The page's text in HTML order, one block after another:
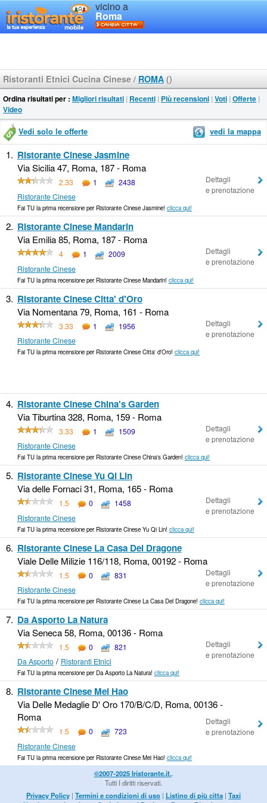
vicino a
Roma
Ristoranti Etnici Cucina Cinese / ROMA ()
Ordina risultati per : Migliori risultati | Recenti | Più recensioni | Voti | Offerte |
Video
Vedi solo le offerte vedi la mappa
1. Ristorante Cinese Jasmine
Via Sicilia 47, Roma, 187 - Roma
2.33 1
2438
Ristorante Cinese
Dettagli
e prenotazione
Fai TU la prima recensione per Ristorante Cinese Jasmine! clicca qui!
2. Ristorante Cinese Mandarin
Via Emilia 85, Roma, 187 - Roma
4 1
2009
Ristorante Cinese
Dettagli
e prenotazione
Fai TU la prima recensione per Ristorante Cinese Mandarin! clicca qui!
3. Ristorante Cinese Citta' d'Oro
Via Nomentana 79, Roma, 161 - Roma
3.33 1
1956
Ristorante Cinese
Dettagli
e prenotazione
Fai TU la prima recensione per Ristorante Cinese Citta' d'Oro! clicca qui!
4. Ristorante Cinese China's Garden
Via Tiburtina 328, Roma, 159 - Roma
3.33 1
1509
Ristorante Cinese
Dettagli
e prenotazione
Fai TU la prima recensione per Ristorante Cinese China's Garden! clicca qui!
5. Ristorante Cinese Yu Qi Lin
Via delle Fornaci 31, Roma, 165 - Roma
1.5 0
1458
Ristorante Cinese
Dettagli
e prenotazione
Fai TU la prima recensione per Ristorante Cinese Yu Qi Lin! clicca qui!
6. Ristorante Cinese La Casa Del Dragone
Viale Delle Milizie 116/118, Roma, 00192 - Roma
1.5 0
831
Ristorante Cinese
Dettagli
e prenotazione
Fai TU la prima recensione per Ristorante Cinese La Casa Del Dragone! clicca qui!
7. Da Asporto La Natura
Via Seneca 58, Roma, 00136 - Roma
1.5 0
821
Da Asporto/ Ristoranti Etnici
Dettagli
e prenotazione
Fai TU la prima recensione per Da Asporto La Natura! clicca qui!
8. Ristorante Cinese Mei Hao
Via Delle Medaglie D' Oro 170/B/C/D, Roma, 00136 -
Roma
1.5 0
723
Ristorante Cinese
Dettagli
e prenotazione
Fai TU la prima recensione per Ristorante Cinese Mei Hao! clicca qui!
©2007-2025 Iristorante.it..
Tutti I diritti riservati.
Privacy Policy | Termini e condizioni di uso | Listino di più citta | Taxi